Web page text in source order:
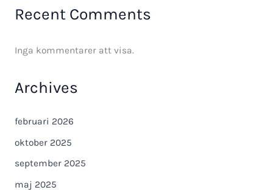
Recent Comments
Inga kommentarer att visa.
Archives
februari 2026
oktober 2025
september 2025
maj 2025